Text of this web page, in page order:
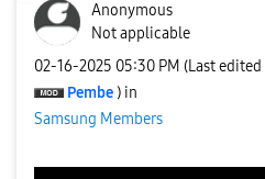
Anonymous
Not applicable
‎02-16-2025 05:30 PM (Last edited
Pembe ) in
Samsung Members